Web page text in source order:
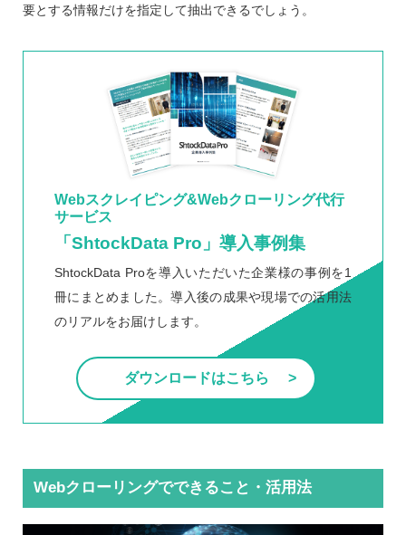
要とする情報だけを指定して抽出できるでしょう。
Webスクレイピング&Webクローリング代行
サービス
「ShtockData Pro」導入事例集
ShtockData Proを導入いただいた企業様の事例を1
冊にまとめました。導入後の成果や現場での活用法
のリアルをお届けします。
ダウンロードはこちら
Webクローリングでできること・活用法